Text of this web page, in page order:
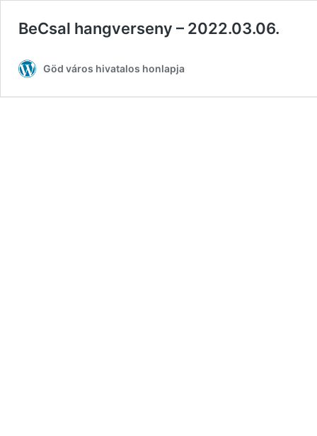
BeCsal hangverseny – 2022.03.06.
Göd város hivatalos honlapja